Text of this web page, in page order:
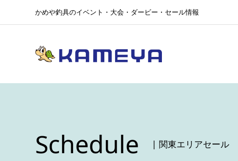
かめや釣具のイベント・大会・ダービー・セール情報
Schedule | 関東エリアセール